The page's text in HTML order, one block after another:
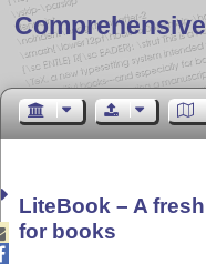
LiteBook – A
for books